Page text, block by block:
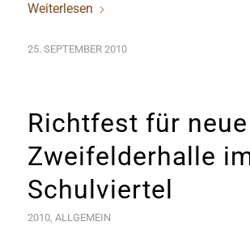
Weiterlesen
25. SEPTEMBER 2010
Richtfest für neue
Zweifelderhalle
Schulviertel
2010, ALLGEMEIN